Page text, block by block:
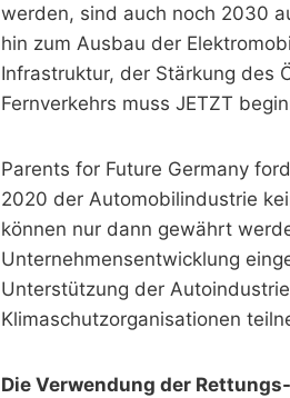
werden, sind auch noch 2030
hin zum Ausbau der
Infrastruktur, der Stärkung des
Fernverkehrs muss JETZT
Parents for Future Germany
2020 der Automobilindustrie
können nur dann gewährt
Unternehmensentwicklung
Unterstützung der
Klimaschutzorganisationen
Die Verwendung der